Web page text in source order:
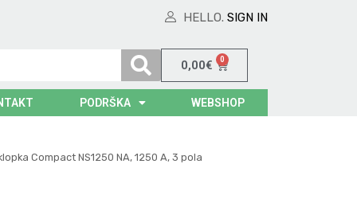
HELLO. SIGN IN
0,00€ 0
PODRŠKA WEBSHOP
Compact NS1250 NA, 1250 A, 3 pola